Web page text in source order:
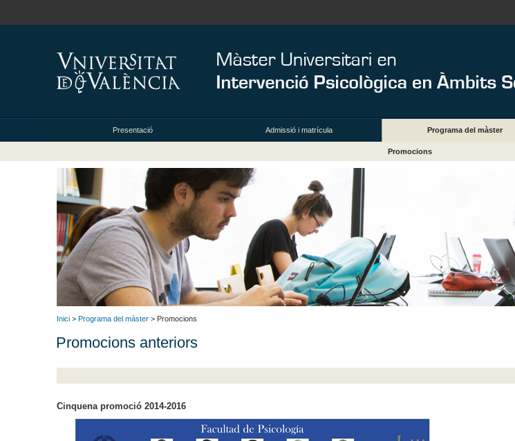
Presentació Admissió i matrícula Programa del màster
Promocions
Inici > Programa del màster > Promocions
Promocions anteriors
Cinquena promoció 2014-2016